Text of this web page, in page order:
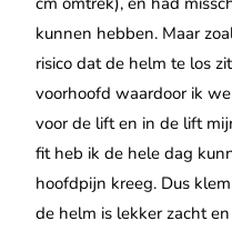
kunnen hebben. Maar
risico dat de helm te los
voorhoofd waardoor ik
voor de lift en in de lift
fit heb ik de hele dag
hoofdpijn kreeg. Dus
de helm is lekker zacht